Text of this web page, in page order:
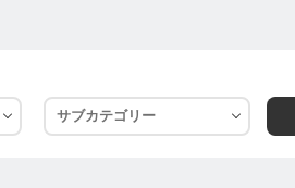
らし2Daysマスターコース
シャル1Dayコース
シャル2Daysコース
ス